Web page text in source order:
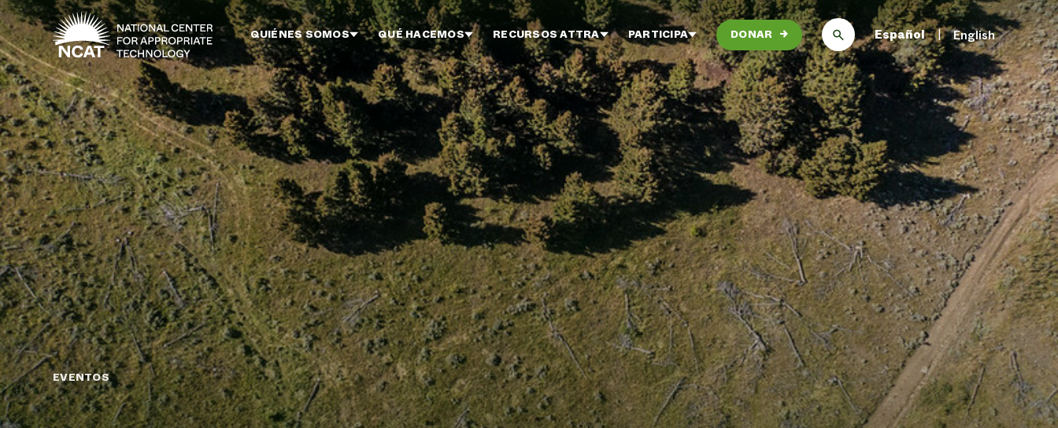
Ir al contenido principal
QUIÉNES SOMOS QUÉ HACEMOS RECURSOS ATTRA PARTICIPA DONAR → Español English
EVENTOS